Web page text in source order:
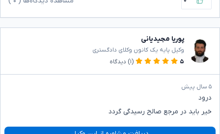
پوریا مجیدیانی
وکیل پایه یک کانون وکلای دادگستری
۵
(۱) دیدگاه
۵ سال پیش
درود
خیر باید در مرجع صالح رسیدگی گردد